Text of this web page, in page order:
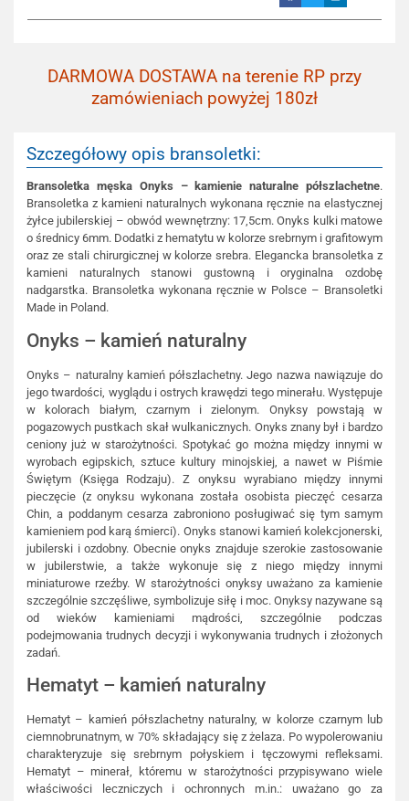
DARMOWA DOSTAWA na terenie RP przy
zamówieniach powyżej 180zł
Szczegółowy opis bransoletki:
Bransoletka męska Onyks – kamienie naturalne półszlachetne.
Bransoletka z kamieni naturalnych wykonana ręcznie na elastycznej
żyłce jubilerskiej – obwód wewnętrzny: 17,5cm. Onyks kulki matowe
o średnicy 6mm. Dodatki z hematytu w kolorze srebrnym i grafitowym
oraz ze stali chirurgicznej w kolorze srebra. Elegancka bransoletka z
kamieni naturalnych stanowi gustowną i oryginalna ozdobę
nadgarstka. Bransoletka wykonana ręcznie w Polsce – Bransoletki
Made in Poland.
Onyks – kamień naturalny
Onyks – naturalny kamień półszlachetny. Jego nazwa nawiązuje do
jego twardości, wyglądu i ostrych krawędzi tego minerału. Występuje
w kolorach białym, czarnym i zielonym. Onyksy powstają w
pogazowych pustkach skał wulkanicznych. Onyks znany był i bardzo
ceniony już w starożytności. Spotykać go można między innymi w
wyrobach egipskich, sztuce kultury minojskiej, a nawet w Piśmie
Świętym (Księga Rodzaju). Z onyksu wyrabiano między innymi
pieczęcie (z onyksu wykonana została osobista pieczęć cesarza
Chin, a poddanym cesarza zabroniono posługiwać się tym samym
kamieniem pod karą śmierci). Onyks stanowi kamień kolekcjonerski,
jubilerski i ozdobny. Obecnie onyks znajduje szerokie zastosowanie
w jubilerstwie, a także wykonuje się z niego między innymi
miniaturowe rzeźby. W starożytności onyksy uważano za kamienie
szczególnie szczęśliwe, symbolizuje siłę i moc. Onyksy nazywane są
od wieków kamieniami mądrości, szczególnie podczas
podejmowania trudnych decyzji i wykonywania trudnych i złożonych
zadań.
Hematyt – kamień naturalny
Hematyt – kamień półszlachetny naturalny, w kolorze czarnym lub
ciemnobrunatnym, w 70% składający się z żelaza. Po wypolerowaniu
charakteryzuje się srebrnym połyskiem i tęczowymi refleksami.
Hematyt – minerał, któremu w starożytności przypisywano wiele
właściwości leczniczych i ochronnych m.in.: uważano go za